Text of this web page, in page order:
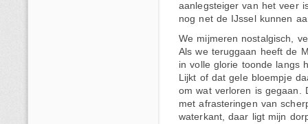
aanlegsteiger van het veer
nog net de IJssel kunnen
We mijmeren nostalgisch,
Als we teruggaan heeft de
in volle glorie toonde langs
Lijkt of dat gele bloempje
om wat verloren is gegaan.
met afrasteringen van
waterkant, daar ligt mijn